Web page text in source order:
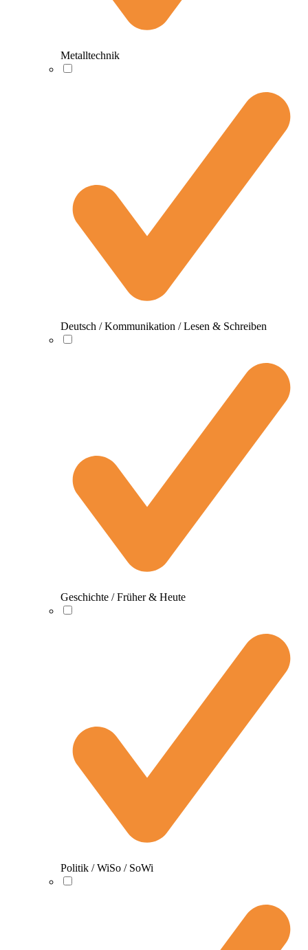
Metalltechnik
Deutsch / Kommunikation / Lesen & Schreiben
Geschichte / Früher & Heute
Politik / WiSo / SoWi